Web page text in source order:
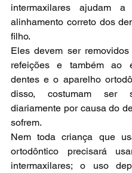
intermaxilares ajudam
alinhamento correto dos
filho.
Eles devem ser
refeições e também ao
dentes e o aparelho
disso, costumam ser
diariamente por causa do
sofrem.
Nem toda criança que
ortodôntico precisará
intermaxilares; o uso